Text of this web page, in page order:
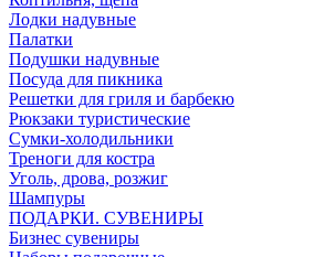
Лодки надувные
Палатки
Подушки надувные
Посуда для пикника
Решетки для гриля и барбекю
Рюкзаки туристические
Сумки-холодильники
Треноги для костра
Уголь, дрова, розжиг
Шампуры
ПОДАРКИ. СУВЕНИРЫ
Бизнес сувениры